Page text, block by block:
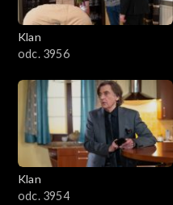
Klan
odc. 3956
Klan
odc. 3954